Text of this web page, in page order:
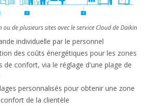
ou de plusieurs sites avec le service Cloud de Daikin
individuelle par le personnel
des coûts énergétiques pour les zones
de confort, via le réglage d'une plage de
personnalisés pour obtenir une zone
de la clientèle